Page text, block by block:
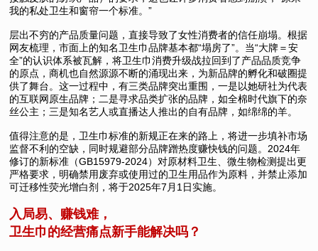
我的私处卫生和窗帘一个标准。”
层出不穷的产品质量问题，直接导致了女性消费者的信任崩塌。根据
网友梳理，市面上的知名卫生巾品牌基本都“塌房了”。当“大牌＝安
全”的认识体系被瓦解，将卫生巾消费升级战拉回到了产品品质竞争
的原点，商机也自然源源不断的涌现出来，为新品牌的孵化和破圈提
供了舞台。这一过程中，有三类品牌突出重围，一是以她研社为代表
的互联网原生品牌；二是寻求品类扩张的品牌，如全棉时代旗下的奈
丝公主；三是知名艺人或直播达人推出的自有品牌，如绵绵的羊。
值得注意的是，卫生巾标准的新规正在来的路上，将进一步填补市场
监督不利的空缺，同时规避部分品牌蹭热度赚快钱的问题。2024年
修订的新标准（GB15979-2024）对原材料卫生、微生物检测提出更
严格要求，明确禁用废弃或使用过的卫生用品作为原料，并禁止添加
可迁移性荧光增白剂，将于2025年7月1日实施。
入局易、赚钱难，
卫生巾的经营痛点新手能解决吗？